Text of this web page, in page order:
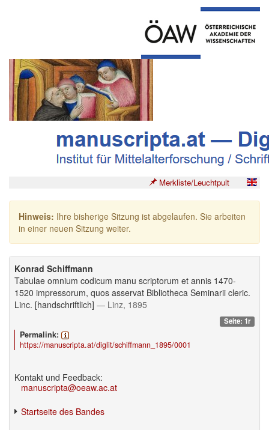
Merkliste/Leuchtpult
Hinweis: Ihre bisherige Sitzung ist abgelaufen. Sie arbeiten
in einer neuen Sitzung weiter.
Konrad Schiffmann
Tabulae omnium codicum manu scriptorum et annis 1470-
1520 impressorum, quos asservat Bibliotheca Seminarii cleric.
Linc. [handschriftlich] — Linz, 1895
Seite: 1r
Permalink:
https://manuscripta.at/diglit/schiffmann_1895/0001
Kontakt und Feedback:
manuscripta@oeaw.ac.at
Startseite des Bandes